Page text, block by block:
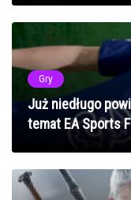
Gry
Już niedługo
temat EA Sports